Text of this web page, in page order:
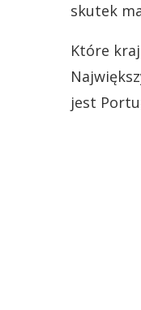
skutek
Które
jest